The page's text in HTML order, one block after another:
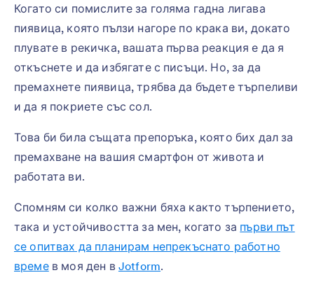
Когато си помислите за голяма гадна лигава
пиявица, която пълзи нагоре по крака ви, докато
плувате в рекичка, вашата първа реакция е да я
откъснете и да избягате с писъци. Но, за да
премахнете пиявица, трябва да бъдете търпеливи
и да я покриете със сол.
Това би била същата препоръка, която бих дал за
премахване на вашия смартфон от живота и
работата ви.
Спомням си колко важни бяха както търпението,
така и устойчивостта за мен, когато за първи път
се опитвах да планирам непрекъснато работно
времев моя ден в Jotform.